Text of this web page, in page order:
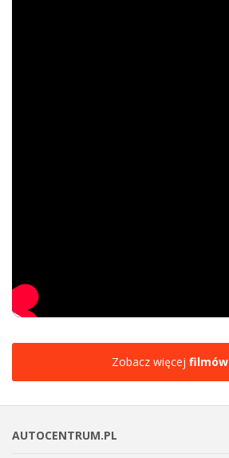
Zobacz więcej filmów
AUTOCENTRUM.PL